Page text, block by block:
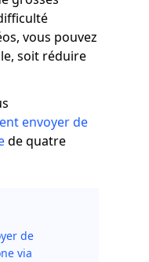
vous pouvez
soit réduire
envoyer de
de quatre
de
via